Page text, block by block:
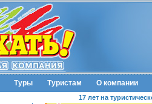
Туры Туристам О компании
17 лет на